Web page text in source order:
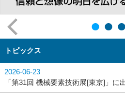
トピックス
2026-06-23
「第31回 機械要素技術展[東京]」に